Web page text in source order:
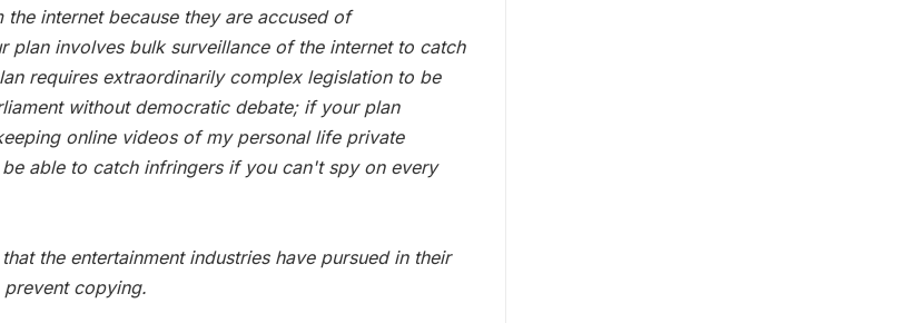
the internet because they are accused of
plan involves bulk surveillance of the internet to catch
requires extraordinarily complex legislation to be
without democratic debate; if your plan
online videos of my personal life private
able to catch infringers if you can't spy on every
the entertainment industries have pursued in their
copying.